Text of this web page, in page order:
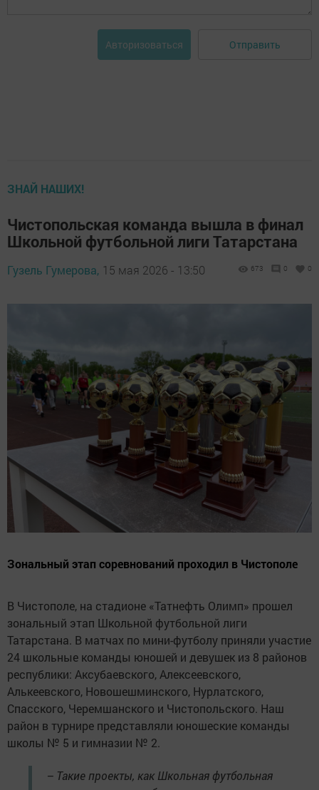
Авторизоваться Отправить
ЗНАЙ НАШИХ!
Чистопольская команда вышла в финал
Школьной футбольной лиги Татарстана
Гузель Гумерова, 15 мая 2026 - 13:50 673 0 0
Зональный этап соревнований проходил в Чистополе
В Чистополе, на стадионе «Татнефть Олимп» прошел
зональный этап Школьной футбольной лиги
Татарстана. В матчах по мини-футболу приняли участие
24 школьные команды юношей и девушек из 8 районов
республики: Аксубаевского, Алексеевского,
Алькеевского, Новошешминского, Нурлатского,
Спасского, Черемшанского и Чистопольского. Наш
район в турнире представляли юношеские команды
школы № 5 и гимназии № 2.
– Такие проекты, как Школьная футбольная